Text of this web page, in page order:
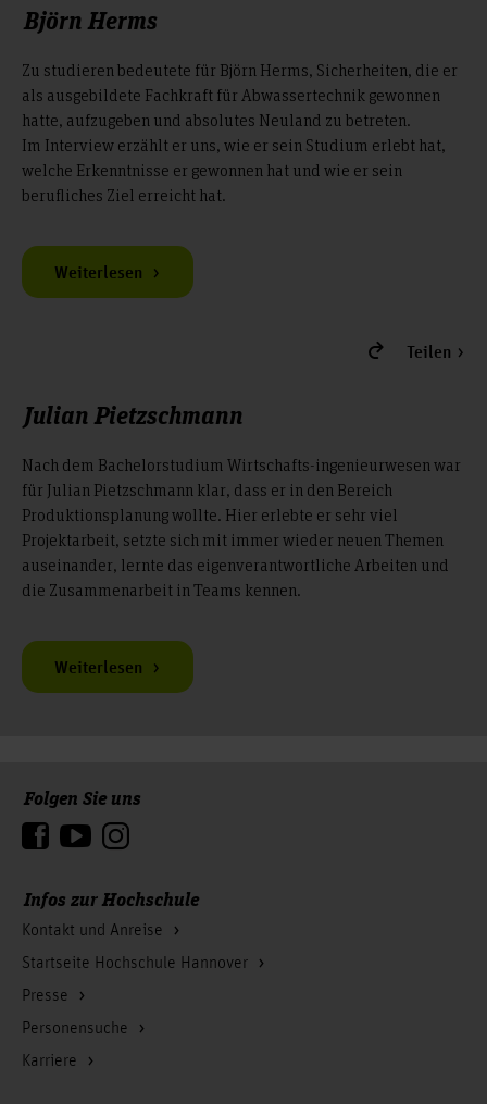
Björn Herms
Zu studieren bedeutete für Björn Herms, Sicherheiten, die er
als ausgebildete Fachkraft für Abwassertechnik gewonnen
hatte, aufzugeben und absolutes Neuland zu betreten.
Im Interview erzählt er uns, wie er sein Studium erlebt hat,
welche Erkenntnisse er gewonnen hat und wie er sein
berufliches Ziel erreicht hat.
Weiterlesen
Teilen
Julian Pietzschmann
Nach dem Bachelorstudium Wirtschafts-ingenieurwesen war
für Julian Pietzschmann klar, dass er in den Bereich
Produktionsplanung wollte. Hier erlebte er sehr viel
Projektarbeit, setzte sich mit immer wieder neuen Themen
auseinander, lernte das eigenverantwortliche Arbeiten und
die Zusammenarbeit in Teams kennen.
Weiterlesen
Infos zur Hochschule
Kontakt und Anreise
Startseite Hochschule Hannover
Presse
Personensuche
Karriere
Folgen Sie uns